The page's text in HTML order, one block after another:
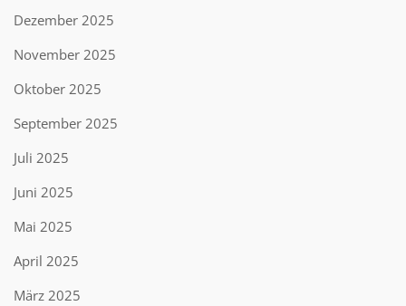
Dezember 2025
November 2025
Oktober 2025
September 2025
Juli 2025
Juni 2025
Mai 2025
April 2025
März 2025